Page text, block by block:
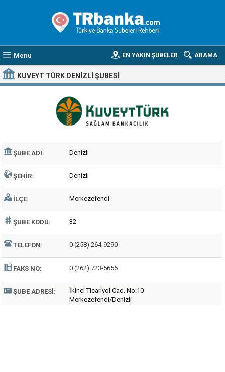
Menu ARAMA
EN YAKIN ŞUBELER
KUVEYT TÜRK DENIZLI ŞUBESI
ŞUBE ADI: Denizli
ŞEHIR: Denizli
İLÇE: Merkezefendi
ŞUBE KODU: 32
TELEFON: 0 (258) 264-9290
FAKS NO: 0 (262) 723-5656
ŞUBE ADRESI:
İkinci Ticariyol Cad. No:10
Merkezefendi/Denizli